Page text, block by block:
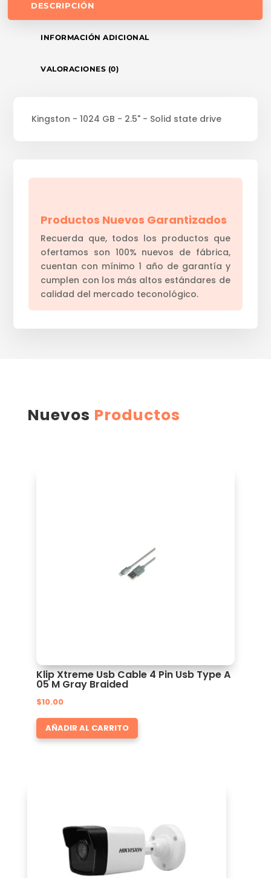
DESCRIPCIÓN
INFORMACIÓN ADICIONAL
VALORACIONES (0)
Kingston - 1024 GB - 2.5" - Solid state drive
Productos Nuevos Garantizados
Recuerda que, todos los productos que
ofertamos son 100% nuevos de fábrica,
cuentan con mínimo 1 año de garantía y
cumplen con los más altos estándares de
calidad del mercado teconológico.
Nuevos Productos
Klip Xtreme Usb Cable 4 Pin Usb Type A
05 M Gray Braided
$10.00
AÑADIR AL CARRITO